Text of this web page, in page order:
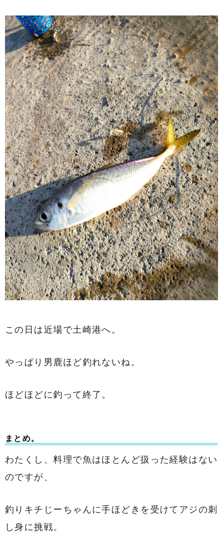
この日は近場で土崎港へ。
やっぱり男鹿ほど釣れないね。
ほどほどに釣って終了。
まとめ。
わたくし、料理で魚はほとんど扱った経験はない
のですが、
釣りキチじーちゃんに手ほどきを受けてアジの刺
し身に挑戦。